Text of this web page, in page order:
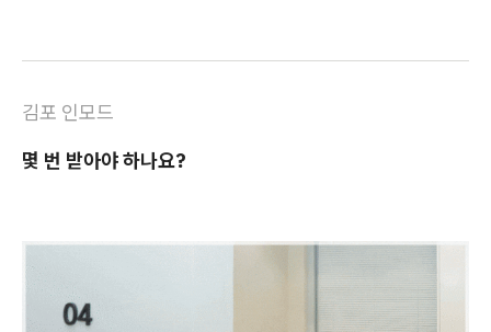
김포 인모드
몇 번 받아야 하나요?